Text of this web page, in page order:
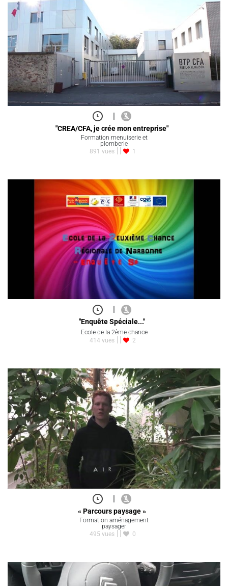
|
"CREA/CFA, je crée mon entreprise"
Formation menuiserie et
plomberie
891 vues
1
|
"Enquête Spéciale..."
Ecole de la 2ème chance
414 vues
2
|
« Parcours paysage »
Formation aménagement
paysager
495 vues
0